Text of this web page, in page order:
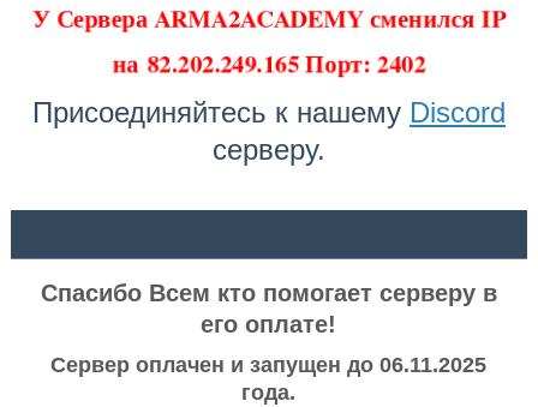
У Сервера ARMA2ACADEMY сменился IP
на82.202.249.165 Порт: 2402
Присоединяйтесь к нашему Discord
серверу.
Спасибо Всем кто помогает серверу в
его оплате!
Сервер оплачен и запущен до 06.11.2025
года.